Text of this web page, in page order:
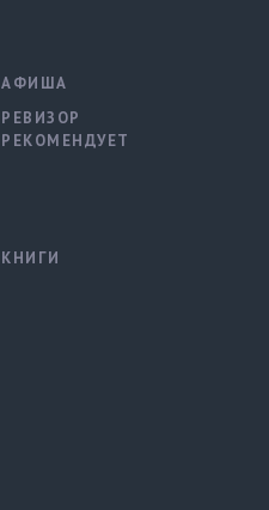
АФИША
РЕВИЗОР
РЕКОМЕНДУЕТ
КНИГИ